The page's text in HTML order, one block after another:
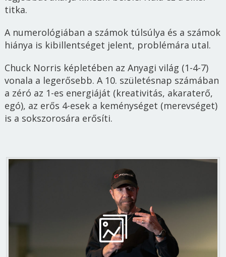
titka.
A numerológiában a számok túlsúlya és a számok
hiánya is kibillentséget jelent, problémára utal.
Chuck Norris képletében az Anyagi világ (1-4-7)
vonala a legerősebb. A 10. születésnap számában
a zéró az 1-es energiáját (kreativitás, akaraterő,
egó), az erős 4-esek a keménységet (merevséget)
is a sokszorosára erősíti.